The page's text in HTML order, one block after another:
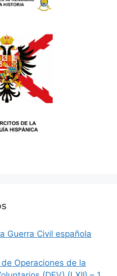
Guerra Civil española
de Operaciones de la